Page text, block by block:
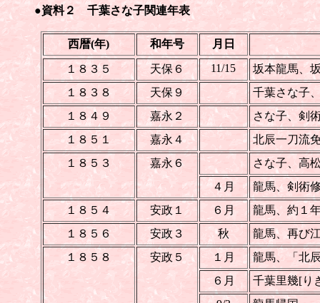
●資料２ 千葉さな子関連年表
西暦(年) 和年号 月日
１８３５ 天保６ 11/15
坂本龍馬、
１８３８
天保９
千葉さな子
１８４９
嘉永２
さな子、剣
１８５１
嘉永４
北辰一刀流
１８５３
嘉永６
さな子、高
４月
龍馬、剣術
１８５４
安政１ ６月
龍馬、約１
１８５６
安政３ 秋
龍馬、再び
１８５８
安政５ １月
龍馬、「北
６月
千葉里幾[り